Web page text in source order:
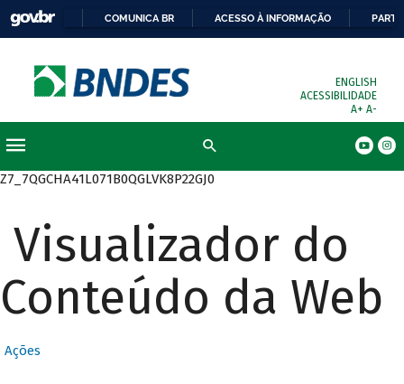
COMUNICA BR ACESSO À INFORMAÇÃO
ENGLISH
ACESSIBILIDADE
A+ A-
Z7_7QGCHA41L071B0QGLVK8P22GJ0
Visualizador do
Conteúdo da Web
Ações